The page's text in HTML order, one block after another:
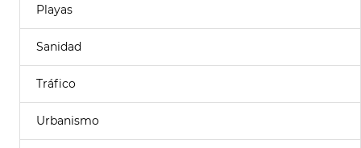
Playas
Sanidad
Tráfico
Urbanismo